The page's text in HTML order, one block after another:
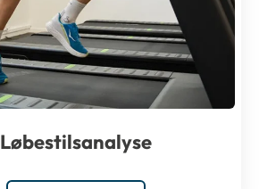
Løbestilsanalyse